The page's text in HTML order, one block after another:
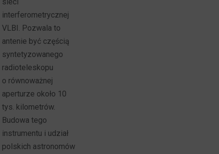
interferometrycznej
VLBI. Pozwala to
antenie być częścią
syntetyzowanego
radioteleskopu
o równoważnej
aperturze około 10
tys. kilometrów.
Budowa tego
instrumentu i udział
polskich astronomów